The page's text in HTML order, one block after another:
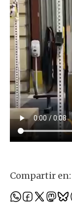
Compartir en: